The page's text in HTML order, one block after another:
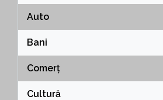
Auto
Bani
Comerț
Cultură